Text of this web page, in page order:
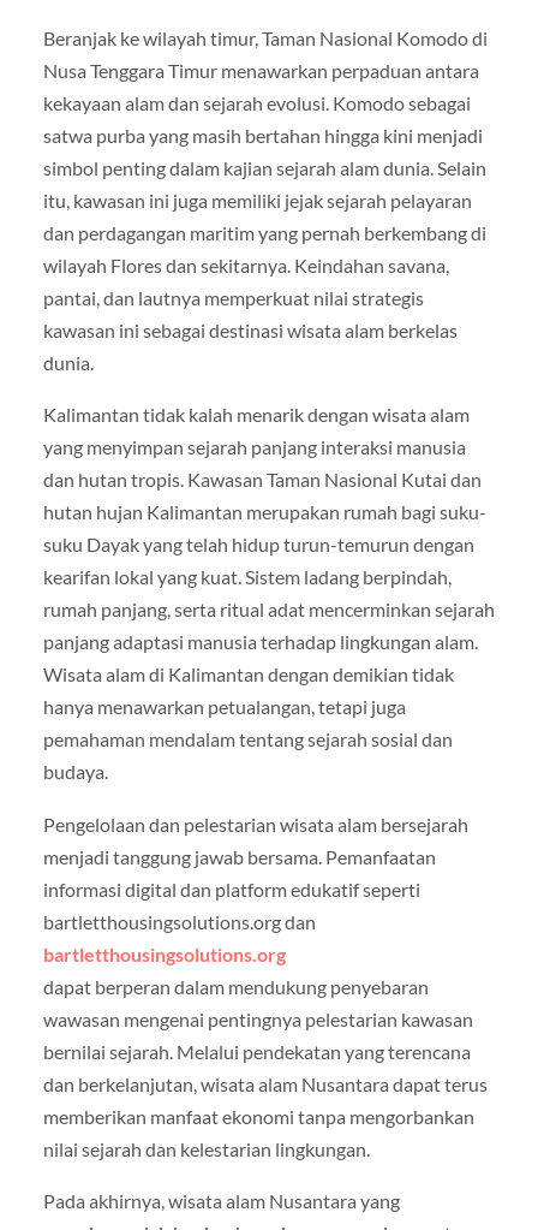
Beranjak ke wilayah timur, Taman Nasional Komodo di
Nusa Tenggara Timur menawarkan perpaduan antara
kekayaan alam dan sejarah evolusi. Komodo sebagai
satwa purba yang masih bertahan hingga kini menjadi
simbol penting dalam kajian sejarah alam dunia. Selain
itu, kawasan ini juga memiliki jejak sejarah pelayaran
dan perdagangan maritim yang pernah berkembang di
wilayah Flores dan sekitarnya. Keindahan savana,
pantai, dan lautnya memperkuat nilai strategis
kawasan ini sebagai destinasi wisata alam berkelas
dunia.
Kalimantan tidak kalah menarik dengan wisata alam
yang menyimpan sejarah panjang interaksi manusia
dan hutan tropis. Kawasan Taman Nasional Kutai dan
hutan hujan Kalimantan merupakan rumah bagi suku-
suku Dayak yang telah hidup turun-temurun dengan
kearifan lokal yang kuat. Sistem ladang berpindah,
rumah panjang, serta ritual adat mencerminkan sejarah
panjang adaptasi manusia terhadap lingkungan alam.
Wisata alam di Kalimantan dengan demikian tidak
hanya menawarkan petualangan, tetapi juga
pemahaman mendalam tentang sejarah sosial dan
budaya.
Pengelolaan dan pelestarian wisata alam bersejarah
menjadi tanggung jawab bersama. Pemanfaatan
informasi digital dan platform edukatif seperti
bartletthousingsolutions.org dan
bartletthousingsolutions.org
dapat berperan dalam mendukung penyebaran
wawasan mengenai pentingnya pelestarian kawasan
bernilai sejarah. Melalui pendekatan yang terencana
dan berkelanjutan, wisata alam Nusantara dapat terus
memberikan manfaat ekonomi tanpa mengorbankan
nilai sejarah dan kelestarian lingkungan.
Pada akhirnya, wisata alam Nusantara yang